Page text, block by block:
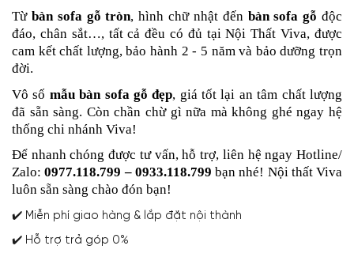
Từ bàn sofa gỗ tròn, hình chữ nhật đến bàn sofa gỗ độc
đáo, chân sắt…, tất cả đều có đủ tại Nội Thất Viva, được
cam kết chất lượng, bảo hành 2 - 5 năm và bảo dưỡng trọn
đời.
Vô số mẫu bàn sofa gỗ đẹp, giá tốt lại an tâm chất lượng
đã sẵn sàng. Còn chần chừ gì nữa mà không ghé ngay hệ
thống chi nhánh Viva!
Để nhanh chóng được tư vấn, hỗ trợ, liên hệ ngay Hotline/
Zalo:0977.118.799 – 0933.118.799 bạn nhé! Nội thất Viva
luôn sẵn sàng chào đón bạn!
✔️ Miễn phí giao hàng & lắp đặt nội thành
✔️ Hỗ trợ trả góp 0%